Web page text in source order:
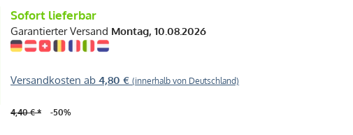
Sofort lieferbar
Garantierter Versand Montag, 10.08.2026
Versandkosten ab 4,80 € (innerhalb von Deutschland)
4,40 € * -50%